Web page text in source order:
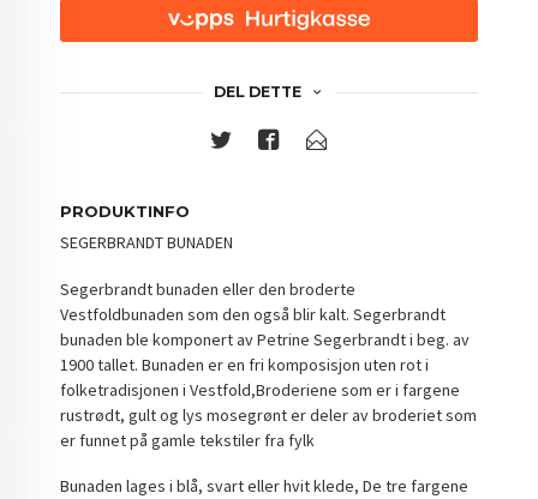
DEL DETTE
PRODUKTINFO
SEGERBRANDT BUNADEN
Segerbrandt bunaden eller den broderte
Vestfoldbunaden som den også blir kalt. Segerbrandt
bunaden ble komponert av Petrine Segerbrandt i beg. av
1900 tallet. Bunaden er en fri komposisjon uten rot i
folketradisjonen i Vestfold,Broderiene som er i fargene
rustrødt, gult og lys mosegrønt erdeler av broderiet som
er funnet på gamle tekstiler fra fylk
Bunaden lages i blå, svart eller hvit klede, De tre fargene